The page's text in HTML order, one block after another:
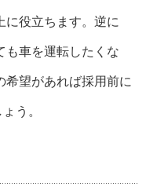
に役立ちます。逆に
も車を運転したくな
希望があれば採用前に
う。